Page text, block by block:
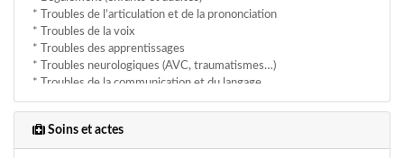
Les prises en charge se font aussi bien au cabinet qu’à domicile,
avec une approche individualisée et un traitement au cas par cas,
selon les besoins spécifiques de chaque patient.
* Troubles de l’articulation et de la prononciation
* Troubles de la voix
* Troubles des apprentissages
* Troubles neurologiques (AVC, traumatismes…)
* Troubles de la communication et du langage
* Troubles de la déglutition
Son approche repose sur la rigueur médicale, l’écoute, la
Soins et actes